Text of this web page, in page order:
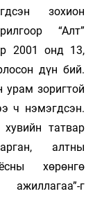
зохион
“Алт”
2001 онд 13,
дүн бий.
урам зоригтой
ч нэмэгдсэн.
татвар
алтны
хөрөнгө
г